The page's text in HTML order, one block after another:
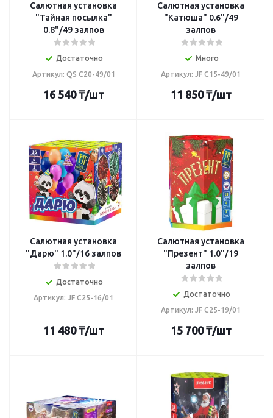
Салютная установка
"Тайная посылка"
0.8"/49 залпов
Достаточно
Артикул: QS C20-49/01
16 540₸/шт
Салютная установка
"Катюша" 0.6"/49
залпов
Много
Артикул: JF C15-49/01
11 850₸/шт
Салютная установка
"Дарю" 1.0"/16 залпов
Достаточно
Артикул: JF C25-16/01
11 480₸/шт
Салютная установка
"Презент" 1.0"/19
залпов
Достаточно
Артикул: JF C25-19/01
15 700₸/шт